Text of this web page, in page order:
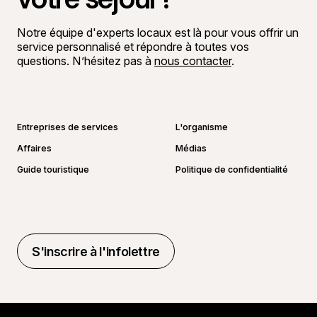
Notre équipe d'experts locaux est là pour vous offrir un
service personnalisé et répondre à toutes vos
questions. N’hésitez pas à nous contacter.
Entreprises de services
L'organisme
Affaires
Médias
Guide touristique
Politique de confidentialité
S'inscrire à l'infolettre
S'inscrire à l'infolettre